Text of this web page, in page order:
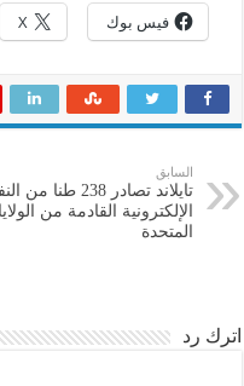
فيس بوك X
السابق
تايلاند تصادر 238 طنا
الإلكترونية القادمة من
المتحدة
اترك رد